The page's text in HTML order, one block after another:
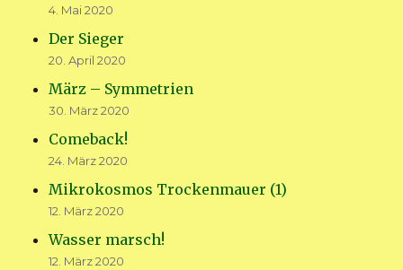
4. Mai 2020
Der Sieger
20. April 2020
März – Symmetrien
30. März 2020
Comeback!
24. März 2020
Mikrokosmos Trockenmauer (1)
12. März 2020
Wasser marsch!
12. März 2020